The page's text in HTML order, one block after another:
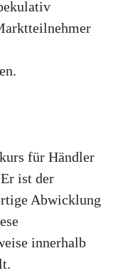
für Händler
ist der
Abwicklung
innerhalb